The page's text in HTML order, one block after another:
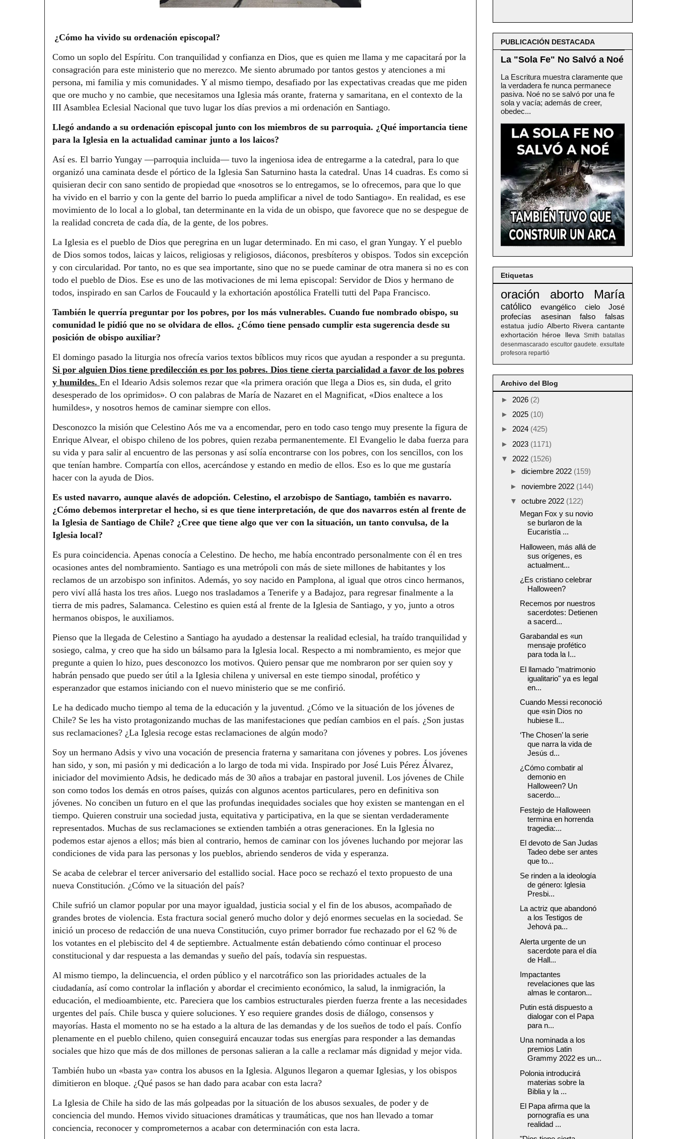
¿Cómo ha vivido su ordenación episcopal?
Como un soplo del Espíritu. Con tranquilidad y confianza en Dios, que es quien me llama y me capacitará por la
consagración para este ministerio que no merezco. Me siento abrumado por tantos gestos y atenciones a mi
persona, mi familia y mis comunidades. Y al mismo tiempo, desafiado por las expectativas creadas que me piden
que ore mucho y no cambie, que necesitamos una Iglesia más orante, fraterna y samaritana, en el contexto de la
III Asamblea Eclesial Nacional que tuvo lugar los días previos a mi ordenación en Santiago.
Llegó andando a su ordenación episcopal junto con los miembros de su parroquia. ¿Qué importancia tiene
para la Iglesia en la actualidad caminar junto a los laicos?
Así es. El barrio Yungay —parroquia incluida— tuvo la ingeniosa idea de entregarme a la catedral, para lo que
organizó una caminata desde el pórtico de la Iglesia San Saturnino hasta la catedral. Unas 14 cuadras. Es como si
quisieran decir con sano sentido de propiedad que «nosotros se lo entregamos, se lo ofrecemos, para que lo que
ha vivido en el barrio y con la gente del barrio lo pueda amplificar a nivel de todo Santiago». En realidad, es ese
movimiento de lo local a lo global, tan determinante en la vida de un obispo, que favorece que no se despegue de
la realidad concreta de cada día, de la gente, de los pobres.
La Iglesia es el pueblo de Dios que peregrina en un lugar determinado. En mi caso, el gran Yungay. Y el pueblo
de Dios somos todos, laicas y laicos, religiosas y religiosos, diáconos, presbíteros y obispos. Todos sin excepción
y con circularidad. Por tanto, no es que sea importante, sino que no se puede caminar de otra manera si no es con
todo el pueblo de Dios. Ese es uno de las motivaciones de mi lema episcopal: Servidor de Dios y hermano de
todos, inspirado en san Carlos de Foucauld y la exhortación apostólica Fratelli tutti del Papa Francisco.
También le querría preguntar por los pobres, por los más vulnerables. Cuando fue nombrado obispo, su
comunidad le pidió que no se olvidara de ellos. ¿Cómo tiene pensado cumplir esta sugerencia desde su
posición de obispo auxiliar?
El domingo pasado la liturgia nos ofrecía varios textos bíblicos muy ricos que ayudan a responder a su pregunta.
Si por alguien Dios tiene predilección es por los pobres. Dios tiene cierta parcialidad a favor de los pobres
y humildes. En el Ideario Adsis solemos rezar que «la primera oración que llega a Dios es, sin duda, el grito
desesperado de los oprimidos». O con palabras de María de Nazaret en el Magnificat, «Dios enaltece a los
humildes», y nosotros hemos de caminar siempre con ellos.
Desconozco la misión que Celestino Aós me va a encomendar, pero en todo caso tengo muy presente la figura de
Enrique Alvear, el obispo chileno de los pobres, quien rezaba permanentemente. El Evangelio le daba fuerza para
su vida y para salir al encuentro de las personas y así solía encontrarse con los pobres, con los sencillos, con los
que tenían hambre. Compartía con ellos, acercándose y estando en medio de ellos. Eso es lo que me gustaría
hacer con la ayuda de Dios.
Es usted navarro, aunque alavés de adopción. Celestino, el arzobispo de Santiago, también es navarro.
¿Cómo debemos interpretar el hecho, si es que tiene interpretación, de que dos navarros estén al frente de
la Iglesia de Santiago de Chile? ¿Cree que tiene algo que ver con la situación, un tanto convulsa, de la
Iglesia local?
Es pura coincidencia. Apenas conocía a Celestino. De hecho, me había encontrado personalmente con él en tres
ocasiones antes del nombramiento. Santiago es una metrópoli con más de siete millones de habitantes y los
reclamos de un arzobispo son infinitos. Además, yo soy nacido en Pamplona, al igual que otros cinco hermanos,
pero viví allá hasta los tres años. Luego nos trasladamos a Tenerife y a Badajoz, para regresar finalmente a la
tierra de mis padres, Salamanca. Celestino es quien está al frente de la Iglesia de Santiago, y yo, junto a otros
hermanos obispos, le auxiliamos.
Pienso que la llegada de Celestino a Santiago ha ayudado a destensar la realidad eclesial, ha traído tranquilidad y
sosiego, calma, y creo que ha sido un bálsamo para la Iglesia local. Respecto a mi nombramiento, es mejor que
pregunte a quien lo hizo, pues desconozco los motivos. Quiero pensar que me nombraron por ser quien soy y
habrán pensado que puedo ser útil a la Iglesia chilena y universal en este tiempo sinodal, profético y
esperanzador que estamos iniciando con el nuevo ministerio que se me confirió.
Le ha dedicado mucho tiempo al tema de la educación y la juventud. ¿Cómo ve la situación de los jóvenes de
Chile? Se les ha visto protagonizando muchas de las manifestaciones que pedían cambios en el país. ¿Son justas
sus reclamaciones? ¿La Iglesia recoge estas reclamaciones de algún modo?
Soy un hermano Adsis y vivo una vocación de presencia fraterna y samaritana con jóvenes y pobres. Los jóvenes
han sido, y son, mi pasión y mi dedicación a lo largo de toda mi vida. Inspirado por José Luis Pérez Álvarez,
iniciador del movimiento Adsis, he dedicado más de 30 años a trabajar en pastoral juvenil. Los jóvenes de Chile
son como todos los demás en otros países, quizás con algunos acentos particulares, pero en definitiva son
jóvenes. No conciben un futuro en el que las profundas inequidades sociales que hoy existen se mantengan en el
tiempo. Quieren construir una sociedad justa, equitativa y participativa, en la que se sientan verdaderamente
representados. Muchas de sus reclamaciones se extienden también a otras generaciones. En la Iglesia no
podemos estar ajenos a ellos; más bien al contrario, hemos de caminar con los jóvenes luchando por mejorar las
condiciones de vida para las personas y los pueblos, abriendo senderos de vida y esperanza.
Se acaba de celebrar el tercer aniversario del estallido social. Hace poco se rechazó el texto propuesto de una
nueva Constitución. ¿Cómo ve la situación del país?
Chile sufrió un clamor popular por una mayor igualdad, justicia social y el fin de los abusos, acompañado de
grandes brotes de violencia. Esta fractura social generó mucho dolor y dejó enormes secuelas en la sociedad. Se
inició un proceso de redacción de una nueva Constitución, cuyo primer borrador fue rechazado por el 62 % de
los votantes en el plebiscito del 4 de septiembre. Actualmente están debatiendo cómo continuar el proceso
constitucional y dar respuesta a las demandas y sueño del país, todavía sin respuestas.
Al mismo tiempo, la delincuencia, el orden público y el narcotráfico son las prioridades actuales de la
ciudadanía, así como controlar la inflación y abordar el crecimiento económico, la salud, la inmigración, la
educación, el medioambiente, etc. Pareciera que los cambios estructurales pierden fuerza frente a las necesidades
urgentes del país. Chile busca y quiere soluciones. Y eso requiere grandes dosis de diálogo, consensos y
mayorías. Hasta el momento no se ha estado a la altura de las demandas y de los sueños de todo el país. Confío
plenamente en el pueblo chileno, quien conseguirá encauzar todas sus energías para responder a las demandas
sociales que hizo que más de dos millones de personas salieran a la calle a reclamar más dignidad y mejor vida.
También hubo un «basta ya» contra los abusos en la Iglesia. Algunos llegaron a quemar Iglesias, y los obispos
dimitieron en bloque. ¿Qué pasos se han dado para acabar con esta lacra?
La Iglesia de Chile ha sido de las más golpeadas por la situación de los abusos sexuales, de poder y de
conciencia del mundo. Hemos vivido situaciones dramáticas y traumáticas, que nos han llevado a tomar
conciencia, reconocer y comprometernos a acabar con determinación con esta lacra.
PUBLICACIÓN DESTACADA
La "Sola Fe" No Salvó a Noé
La Escritura muestra claramente que
la verdadera fe nunca permanece
pasiva. Noé no se salvó por una fe
sola y vacía; además de creer,
obedec...
Etiquetas
oración aborto María
católico evangélico cielo
José
profecías
asesinan falso falsas
estatua judío Alberto Rivera cantante
exhortación
héroe lleva Smith
batallas
desenmascarado escultor gaudete. exsultate
profesora repartió
Archivo del Blog
► 2026 (2)
► 2025 (10)
► 2024 (425)
► 2023 (1171)
▼ 2022 (1526)
► diciembre 2022 (159)
► noviembre 2022 (144)
▼ octubre 2022 (122)
Megan Fox y su novio
se burlaron de la
Eucaristía ...
Halloween, más allá de
sus orígenes, es
actualment...
¿Es cristiano celebrar
Halloween?
Recemos por nuestros
sacerdotes: Detienen
a sacerd...
Garabandal es «un
mensaje profético
para toda la I...
El llamado "matrimonio
igualitario" ya es legal
en...
Cuando Messi reconoció
que «sin Dios no
hubiese ll...
‘The Chosen’ la serie
que narra la vida de
Jesús d...
¿Cómo combatir al
demonio en
Halloween? Un
sacerdo...
Festejo de Halloween
termina en horrenda
tragedia:...
El devoto de San Judas
Tadeo debe ser antes
que to...
Se rinden a la ideología
de género: Iglesia
Presbi...
La actriz que abandonó
a los Testigos de
Jehová pa...
Alerta urgente de un
sacerdote para el día
de Hall...
Impactantes
revelaciones que las
almas le contaron...
Putin está dispuesto a
dialogar con el Papa
para n...
Una nominada a los
premios Latin
Grammy 2022 es un...
Polonia introducirá
materias sobre la
Biblia y la ...
El Papa afirma que la
pornografía es una
realidad ...